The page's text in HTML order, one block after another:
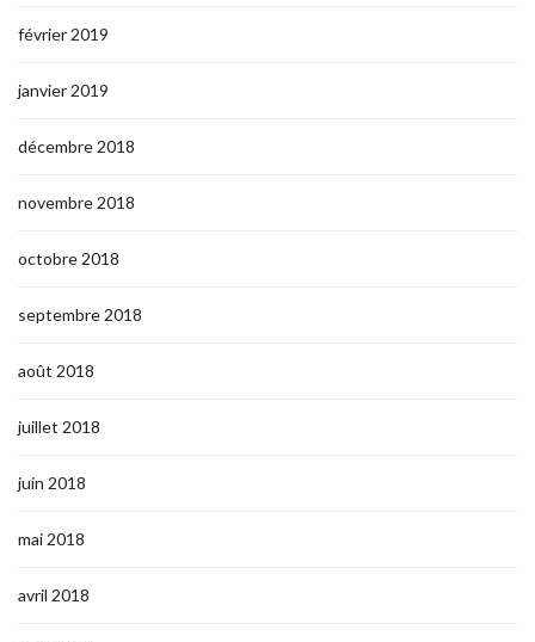
février 2019
janvier 2019
décembre 2018
novembre 2018
octobre 2018
septembre 2018
août 2018
juillet 2018
juin 2018
mai 2018
avril 2018